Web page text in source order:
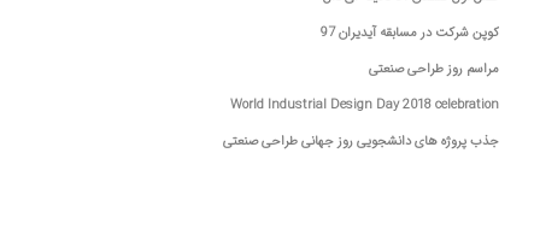
کوپن شرکت در مسابقه آیدیران 97
مراسم روز طراحی صنعتی
World Industrial Design Day 2018 celebration
جذب پروژه های دانشجویی روز جهانی طراحی صنعتی